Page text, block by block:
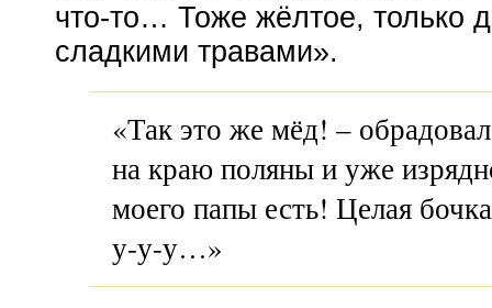
что-то… Тоже жёлтое, только
сладкими травами».
«Так это же мёд! –
на краю поляны и уже
моего папы есть! Целая
у-у-у…»